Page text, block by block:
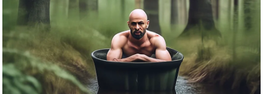
श्ले
ण
स
म
सा